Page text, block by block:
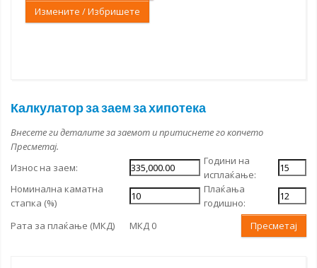
Измените / Избришете
Калкулатор за заем за хипотека
Внесете ги деталите за заемот и притиснете го копчето
Пресметај.
Износ на заем:
Години на
исплаќање:
Номинална каматна
стапка (%)
Плаќања
годишно:
Рата за плаќање (МКД)
МКД 0 Пресметај